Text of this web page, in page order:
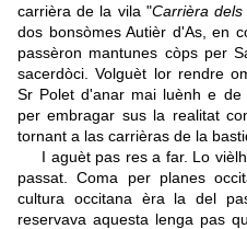
carrièra de la vila "Carrièra
dos bonsòmes Autièr d'As, en
passèron mantunes còps per
sacerdòci. Volguèt lor rendre
Sr Polet d'anar mai luènh e de
per embragar sus la realitat
tornant a las carrièras de la
I aguèt pas res a far. Lo vièlh
passat. Coma per planes
cultura occitana èra la del
reservava aquesta lenga pas